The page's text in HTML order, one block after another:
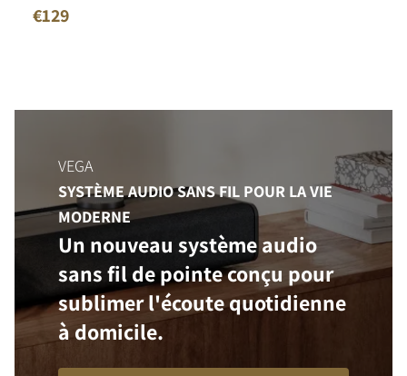
€129
VEGA
SYSTÈME AUDIO SANS FIL POUR LA VIE
MODERNE
Un nouveau système audio
sans fil de pointe conçu pour
sublimer l'écoute quotidienne
à domicile.